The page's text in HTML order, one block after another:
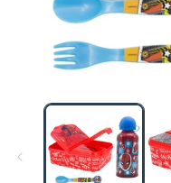
öffnen